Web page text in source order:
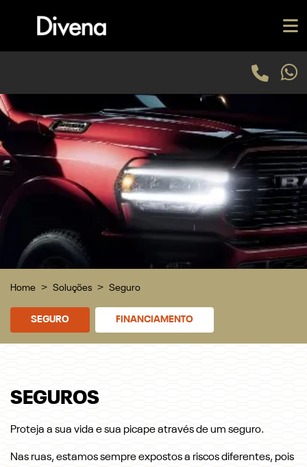
Home Soluções Seguro
FINANCIAMENTO
SEGURO
SEGUROS
Proteja a sua vida e sua picape através de um seguro.
Nas ruas, estamos sempre expostos a riscos diferentes, pois